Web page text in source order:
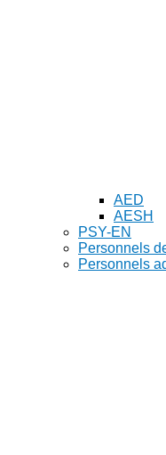
AED
AESH
PSY-EN
Personnels
Personnels